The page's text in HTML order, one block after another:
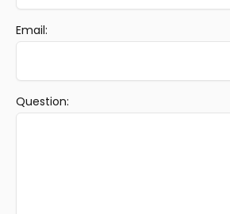
Email:
Question: